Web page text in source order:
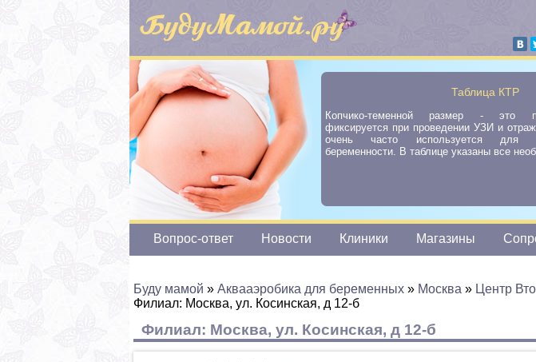
Таблица КТР
Копчико-теменной размер - это
фиксируется при проведении УЗИ и
очень часто используется для
беременности. В таблице указаны все
Вопрос-ответ Новости Клиники Магазины
Буду мамой » Аквааэробика для беременных » Москва » Центр
Филиал: Москва, ул. Косинская, д 12-б
Филиал: Москва, ул. Косинская, д 12-б